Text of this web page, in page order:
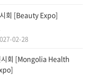
회 [Beauty Expo]
02-28
시회 [Mongolia Health